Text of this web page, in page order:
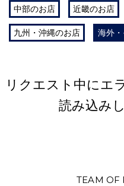
中部のお店 近畿のお店
九州・沖縄のお店 海外
リクエスト中にエ
読み込み
TEAM OF